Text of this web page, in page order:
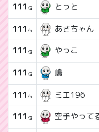
111 位 とっと
111 位 あさちゃん
111 位 やっこ
111 位 嶋
111 位 ミエ196
111 位 空手やって